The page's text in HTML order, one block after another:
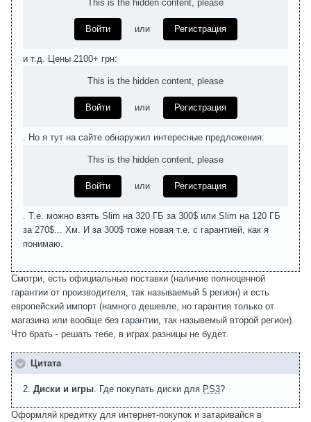
This is the hidden content, please
Войти или Регистрация
и т.д. Цены 2100+ грн:
This is the hidden content, please
Войти или Регистрация
. Но я тут на сайте обнаружил интересные предложения:
This is the hidden content, please
Войти или Регистрация
. Т.е. можно взять Slim на 320 ГБ за 300$ или Slim на 120 ГБ
за 270$... Хм. И за 300$ тоже новая т.е. с гарантией, как я
понимаю.
Смотри, есть официальные поставки (наличие полноценной
гарантии от производителя, так называемый 5 регион) и есть
европейский импорт (намного дешевле, но гарантия только от
магазина или вообще без гарантии, так назывемый второй регион).
Что брать - решать тебе, в играх разницы не будет.
Цитата
2. Диски и игры. Где покупать диски для PS3?
Оформляй кредитку для интернет-покупок и затаривайся в